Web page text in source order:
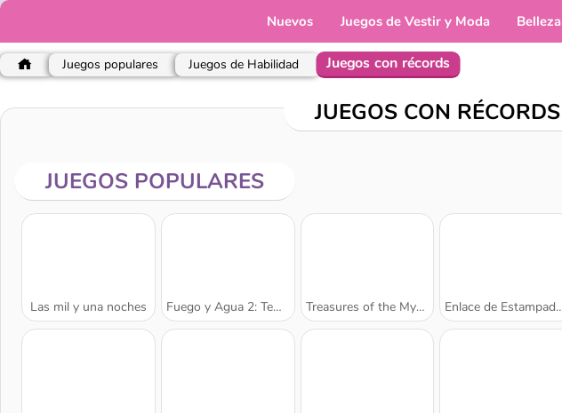
Nuevos Juegos de Vestir y Moda Belleza
Juegos populares Juegos de Habilidad Juegos con récords
JUEGOS CON RÉCORDS
JUEGOS POPULARES
Las mil y una noches Fuego y Agua 2: Templo de Luz Treasures of the Mystic Sea Enlace de Estampados